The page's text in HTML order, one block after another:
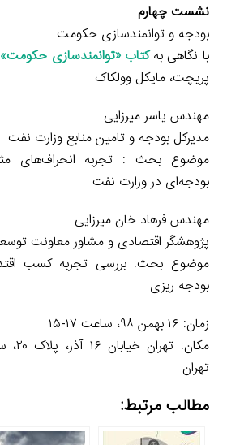
نشست چهارم
بودجه و توانمندسازی حکومت
با نگاهی بهکتاب «توانمندسازی حکومت»
پریچت، مایکل وولکاک
مهندس یاسر میرزایی
مدیرکل بودجه و تامین منابع وزارت نفت
موضوع بحث : تجربه انحراف‌های
بودجه‌ای در وزارت نفت
مهندس فرهاد خان میرزایی
پژوهشگر اقتصادی و مشاور معاونت
موضوع بحث: بررسی تجربه کسب
بودجه ریزی
زمان: ۱۶ بهمن ۹۸، ساعت ۱۷-۱۵
مکان:
تهران
مطالب مرتبط: